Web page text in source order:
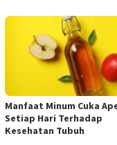
Manfaat Minum Cuka
Setiap Hari Terhadap
Kesehatan Tubuh